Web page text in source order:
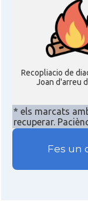
Recopliacio de
Joan d'arreu
* els marcats
recuperar.
Fes un